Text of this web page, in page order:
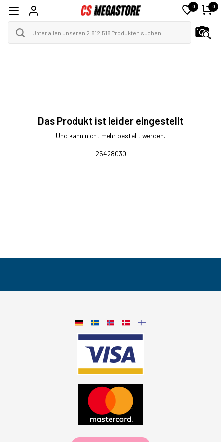
0 0
Das Produkt ist leider eingestellt
Und kann nicht mehr bestellt werden.
25428030